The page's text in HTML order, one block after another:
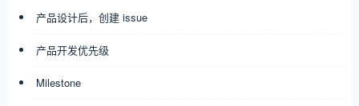
产品设计后，创建 issue
产品开发优先级
Milestone